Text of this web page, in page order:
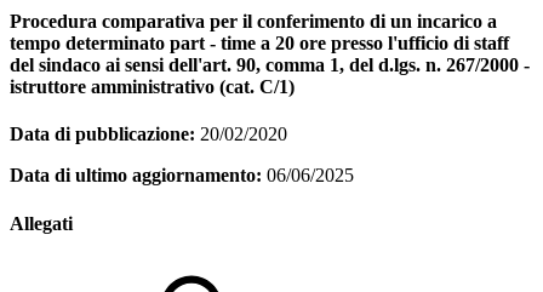
Procedura comparativa per il conferimento di un incarico a
tempo determinato part - time a 20 ore presso l'ufficio di staff
del sindaco ai sensi dell'art. 90, comma 1, del d.lgs. n. 267/2000 -
istruttore amministrativo (cat. C/1)
Data di pubblicazione: 20/02/2020
Data di ultimo aggiornamento: 06/06/2025
Allegati